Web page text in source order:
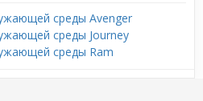
среды Avenger
среды Journey
среды Ram